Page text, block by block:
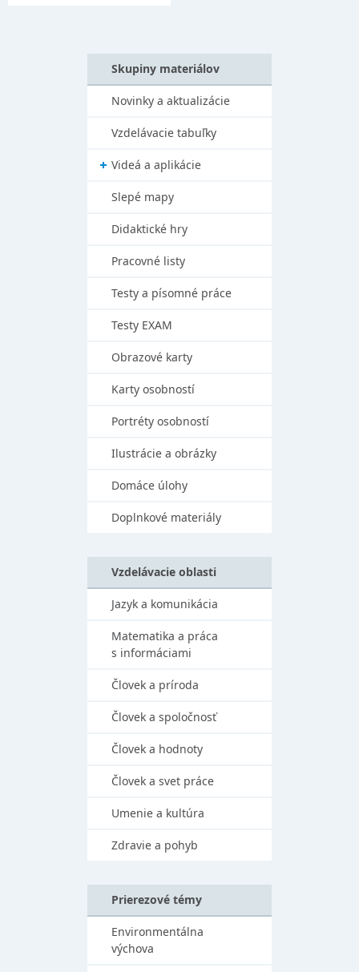
Skupiny materiálov
Novinky a aktualizácie
Vzdelávacie tabuľky
Videá a aplikácie
Slepé mapy
Didaktické hry
Pracovné listy
Testy a písomné práce
Testy EXAM
Obrazové karty
Karty osobností
Portréty osobností
Ilustrácie a obrázky
Domáce úlohy
Doplnkové materiály
Vzdelávacie oblasti
Jazyk a komunikácia
Matematika a práca
s informáciami
Človek a príroda
Človek a spoločnosť
Človek a hodnoty
Človek a svet práce
Umenie a kultúra
Zdravie a pohyb
Prierezové témy
Environmentálna
výchova